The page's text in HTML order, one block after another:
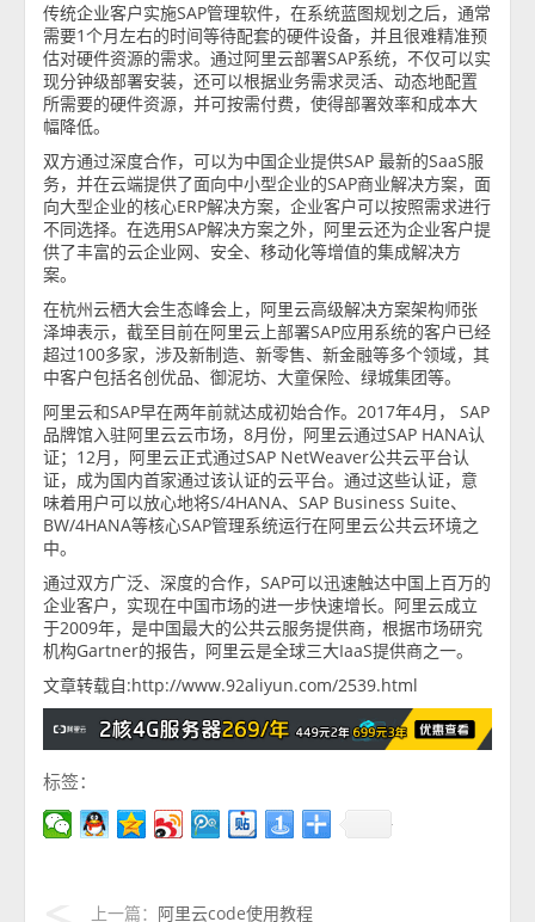
传统企业客户实施SAP管理软件，在系统蓝图规划之后，通常
需要1个月左右的时间等待配套的硬件设备，并且很难精准预
估对硬件资源的需求。通过阿里云部署SAP系统，不仅可以实
现分钟级部署安装，还可以根据业务需求灵活、动态地配置
所需要的硬件资源，并可按需付费，使得部署效率和成本大
幅降低。
双方通过深度合作，可以为中国企业提供SAP 最新的SaaS服
务，并在云端提供了面向中小型企业的SAP商业解决方案，面
向大型企业的核心ERP解决方案，企业客户可以按照需求进行
不同选择。在选用SAP解决方案之外，阿里云还为企业客户提
供了丰富的云企业网、安全、移动化等增值的集成解决方
案。
在杭州云栖大会生态峰会上，阿里云高级解决方案架构师张
泽坤表示，截至目前在阿里云上部署SAP应用系统的客户已经
超过100多家，涉及新制造、新零售、新金融等多个领域，其
中客户包括名创优品、御泥坊、大童保险、绿城集团等。
阿里云和SAP早在两年前就达成初始合作。2017年4月， SAP
品牌馆入驻阿里云云市场，8月份，阿里云通过SAP HANA认
证；12月，阿里云正式通过SAP NetWeaver公共云平台认
证，成为国内首家通过该认证的云平台。通过这些认证，意
味着用户可以放心地将S/4HANA、SAP Business Suite、
BW/4HANA等核心SAP管理系统运行在阿里云公共云环境之
中。
通过双方广泛、深度的合作，SAP可以迅速触达中国上百万的
企业客户，实现在中国市场的进一步快速增长。阿里云成立
于2009年，是中国最大的公共云服务提供商，根据市场研究
机构Gartner的报告，阿里云是全球三大IaaS提供商之一。
文章转载自:http://www.92aliyun.com/2539.html
标签：
上一篇： 阿里云code使用教程